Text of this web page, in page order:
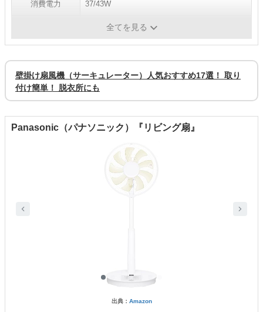
消費電力 37/43W
全てを見る
壁掛け扇風機（サーキュレーター）人気おすすめ17選！ 取り
付け簡単！ 脱衣所にも
Panasonic（パナソニック）『リビング扇』
出典： Amazon